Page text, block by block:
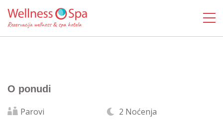
O ponudi
Parovi 2 Noćenja